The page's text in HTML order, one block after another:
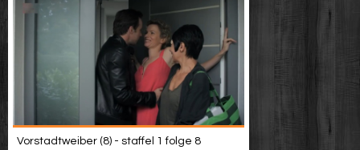
Vorstadtweiber (8) - staffel 1 folge 8